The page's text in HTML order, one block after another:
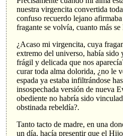
nuestra virgencita convertida
confuso recuerdo lejano
fragante se volvía, cuanto más se
¿Acaso mi virgencita, cuya
extremo del universo, había sido
frágil y delicada que nos
curar toda alma dolorida, ¿no le
espada ya estaba infiltrándose
insospechada versión de nueva
obediente no habría sido
obstinada rebeldía?.
Tanto tacto de madre, en una
un día, hacía presentir que el